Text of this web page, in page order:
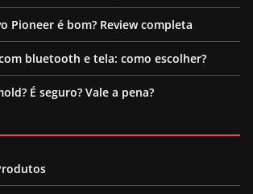
Pioneer é bom? Review completa
bluetooth e tela: como escolher?
É seguro? Vale a pena?